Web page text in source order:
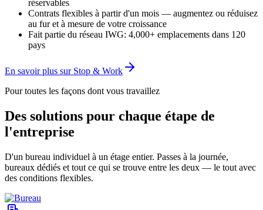
réservables
Contrats flexibles à partir d'un mois — augmentez ou réduisez
au fur et à mesure de votre croissance
Fait partie du réseau IWG: 4,000+ emplacements dans 120
pays
En savoir plus sur Stop & Work
Pour toutes les façons dont vous travaillez
Des solutions pour chaque étape de
l'entreprise
D'un bureau individuel à un étage entier. Passes à la journée,
bureaux dédiés et tout ce qui se trouve entre les deux — le tout avec
des conditions flexibles.